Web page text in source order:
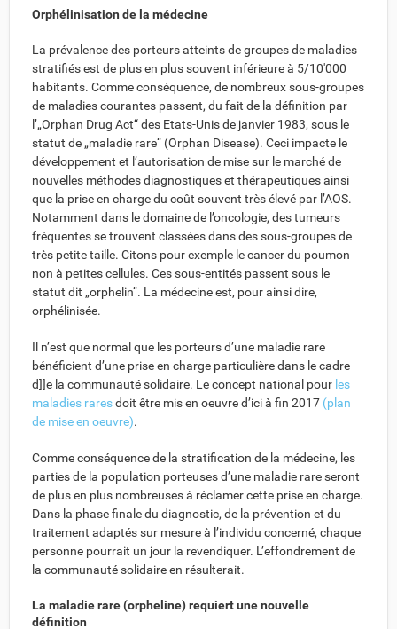
Orphélinisation de la médecine
La prévalence des porteurs atteints de groupes de maladies
stratifiés est de plus en plus souvent inférieure à 5/10'000
habitants. Comme conséquence, de nombreux sous-groupes
de maladies courantes passent, du fait de la définition par
l’„Orphan Drug Act“ des Etats-Unis de janvier 1983, sous le
statut de „maladie rare“ (Orphan Disease). Ceci impacte le
développement et l’autorisation de mise sur le marché de
nouvelles méthodes diagnostiques et thérapeutiques ainsi
que la prise en charge du coût souvent très élevé par l’AOS.
Notamment dans le domaine de l’oncologie, des tumeurs
fréquentes se trouvent classées dans des sous-groupes de
très petite taille. Citons pour exemple le cancer du poumon
non à petites cellules. Ces sous-entités passent sous le
statut dit „orphelin“. La médecine est, pour ainsi dire,
orphélinisée.
Il n’est que normal que les porteurs d’une maladie rare
bénéficient d’une prise en charge particulière dans le cadre
d]]e la communauté solidaire. Le concept national pour les
maladies raresdoit être mis en oeuvre d’ici à fin 2017 (plan
de mise en oeuvre).
Comme conséquence de la stratification de la médecine, les
parties de la population porteuses d’une maladie rare seront
de plus en plus nombreuses à réclamer cette prise en charge.
Dans la phase finale du diagnostic, de la prévention et du
traitement adaptés sur mesure à l’individu concerné, chaque
personne pourrait un jour la revendiquer. L’effondrement de
la communauté solidaire en résulterait.
La maladie rare (orpheline) requiert une nouvelle
définition